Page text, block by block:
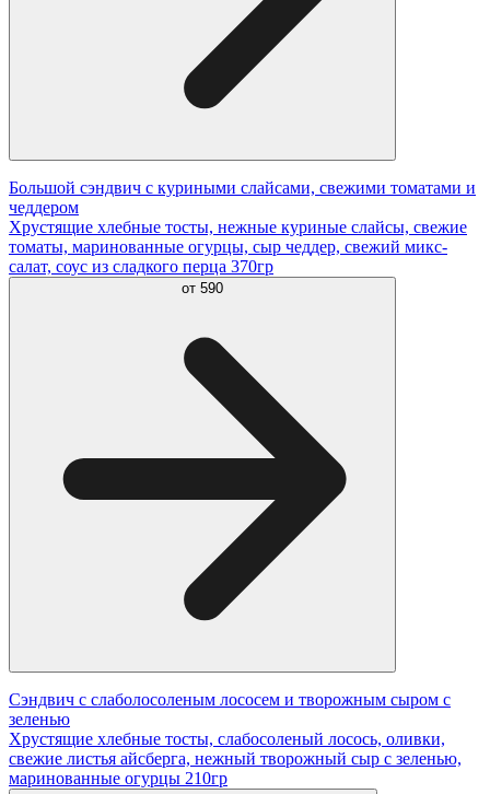
Большой сэндвич с куриными слайсами, свежими томатами и
чеддером
Хрустящие хлебные тосты, нежные куриные слайсы, свежие
томаты, маринованные огурцы, сыр чеддер, свежий микс-
салат, соус из сладкого перца 370гр
от 590
Сэндвич с слаболосоленым лососем и творожным сыром с
зеленью
Хрустящие хлебные тосты, слабосоленый лосось, оливки,
свежие листья айсберга, нежный творожный сыр с зеленью,
маринованные огурцы 210гр